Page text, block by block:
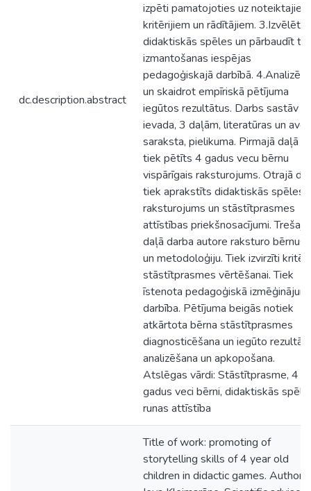
dc.description.abstract
izpēti pamatojoties uz noteiktajiem
kritērijiem un rādītājiem.
didaktiskās spēles un pārbaudīt
izmantošanas iespējas
pedagoģiskajā darbībā. 4.Analizēt
un skaidrot empīriskā pētījuma
iegūtos rezultātus. Darbs sastāv
ievada, 3 daļām, literatūras un
saraksta, pielikuma. Pirmajā daļā
tiek pētīts 4 gadus vecu bērnu
vispārīgais raksturojums. Otrajā
tiek aprakstīts didaktiskās spēles
raksturojums un stāstītprasmes
attīstības priekšnosacījumi. Trešajā
daļā darba autore raksturo bērnus
un metodoloģiju. Tiek izvirzīti
stāstītprasmes vērtēšanai. Tiek
īstenota pedagoģiskā
darbība. Pētījuma beigās notiek
atkārtota bērna stāstītprasmes
diagnosticēšana un iegūto
analizēšana un apkopošana.
Atslēgas vārdi: Stāstītprasme, 4
gadus veci bērni, didaktiskās
runas attīstība
Title of work: promoting of
storytelling skills of 4 year old
children in didactic games. Author: